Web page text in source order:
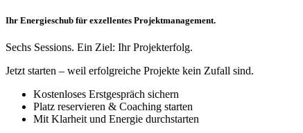
Ihr Energieschub für exzellentes Projektmanagement.
Sechs Sessions. Ein Ziel: Ihr Projekterfolg.
Jetzt starten – weil erfolgreiche Projekte kein Zufall sind.
Kostenloses Erstgespräch sichern
Platz reservieren & Coaching starten
Mit Klarheit und Energie durchstarten